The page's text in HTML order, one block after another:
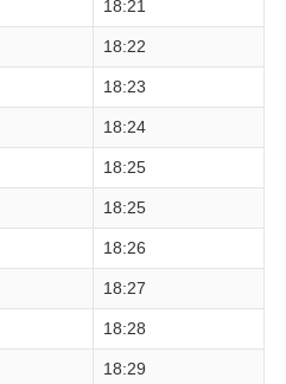
18:21
18:22
18:23
18:24
18:25
18:25
18:26
18:27
18:28
18:29